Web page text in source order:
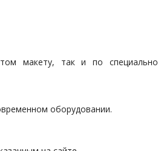
макету, так и по специально
оборудовании.